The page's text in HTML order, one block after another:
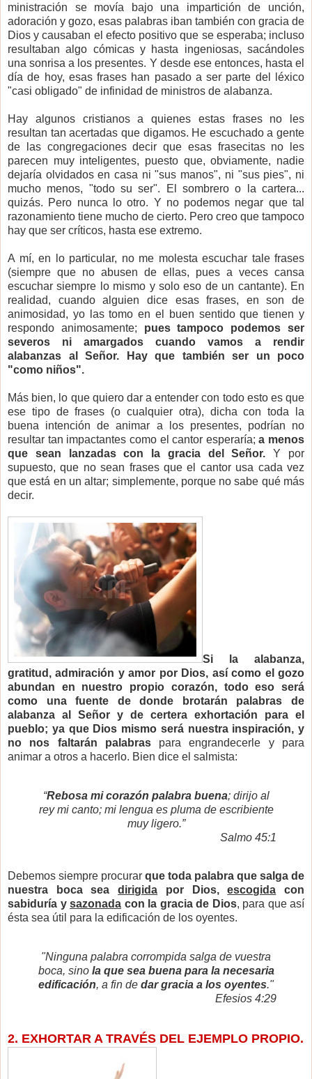
ministración se movía bajo una impartición de unción,
adoración y gozo, esas palabras iban también con gracia de
Dios y causaban el efecto positivo que se esperaba; incluso
resultaban algo cómicas y hasta ingeniosas, sacándoles
una sonrisa a los presentes. Y desde ese entonces, hasta el
día de hoy, esas frases han pasado a ser parte del léxico
"casi obligado" de infinidad de ministros de alabanza.
Hay algunos cristianos a quienes estas frases no les
resultan tan acertadas que digamos. He escuchado a gente
de las congregaciones decir que esas frasecitas no les
parecen muy inteligentes, puesto que, obviamente, nadie
dejaría olvidados en casa ni "sus manos", ni "sus pies", ni
mucho menos, "todo su ser". El sombrero o la cartera...
quizás. Pero nunca lo otro. Y no podemos negar que tal
razonamiento tiene mucho de cierto. Pero creo que tampoco
hay que ser críticos, hasta ese extremo.
A mí, en lo particular, no me molesta escuchar tale frases
(siempre que no abusen de ellas, pues a veces cansa
escuchar siempre lo mismo y solo eso de un cantante). En
realidad, cuando alguien dice esas frases, en son de
animosidad, yo las tomo en el buen sentido que tienen y
respondo animosamente; pues tampoco podemos ser
severos ni amargados cuando vamos a rendir
alabanzas al Señor. Hay que también ser un poco
"como niños".
Más bien, lo que quiero dar a entender con todo esto es que
ese tipo de frases (o cualquier otra), dicha con toda la
buena intención de animar a los presentes, podrían no
resultar tan impactantes como el cantor esperaría;a menos
que sean lanzadas con la gracia del Señor.Y por
supuesto, que no sean frases que el cantor usa cada vez
que está en un altar; simplemente, porque no sabe qué más
decir.
Si la alabanza,
gratitud, admiración y amor por Dios, así como el gozo
abundan en nuestro propio corazón, todo eso será
como una fuente de donde brotarán palabras de
alabanza al Señor y de certera exhortación para el
pueblo; ya que Dios mismo será nuestra inspiración, y
no nos faltarán palabras para engrandecerle y para
animar a otros a hacerlo. Bien dice el salmista:
“Rebosa mi corazón palabra buena; dirijo al
rey mi canto; mi lengua es pluma de escribiente
muy ligero.”
Salmo 45:1
Debemos siempre procurar que toda palabra que salga de
nuestra boca seadirigida por Dios, escogida con
sabiduría y sazonada con la gracia de Dios, para que así
ésta sea útil para la edificación de los oyentes.
"Ninguna palabra corrompida salga de vuestra
boca, sino la que sea buena para la necesaria
edificación, a fin de dar gracia a los oyentes."
Efesios 4:29
2. EXHORTAR A TRAVÉS DEL EJEMPLO PROPIO.